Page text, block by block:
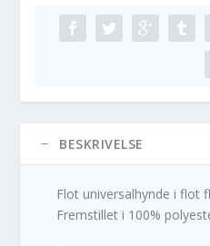
BESKRIVELSE
Flot universalhynde i flot
Fremstillet i 100%